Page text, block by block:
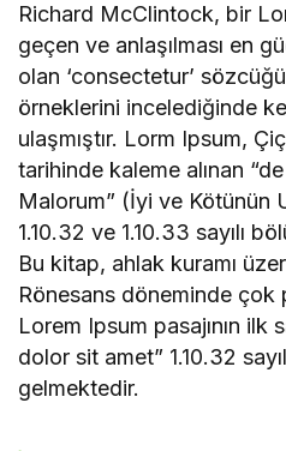
Richard McClintock, bir
geçen ve anlaşılması en
olan ‘consectetur’
örneklerini incelediğinde
ulaşmıştır. Lorm Ipsum,
tarihinde kaleme alınan
Malorum” (İyi ve Kötünün
1.10.32 ve 1.10.33 sayılı
Bu kitap, ahlak kuramı
Rönesans döneminde çok
Lorem Ipsum pasajının ilk
dolor sit amet” 1.10.32
gelmektedir.